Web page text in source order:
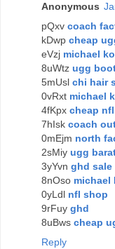
Anonymous
pQxv coach
kDwp cheap
eVzj michael
8uWtz ugg
5mUsl chi hair
0vRxt michael
4fKpx cheap
7hIsk coach
0mEjm north
2sMiy ugg
3yYvn ghd sale
8nOso michael
0yLdl nfl shop
9rFuy ghd
8uBws cheap
Reply